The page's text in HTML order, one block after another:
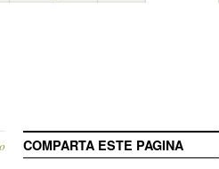
COMPARTA ESTE PAGINA